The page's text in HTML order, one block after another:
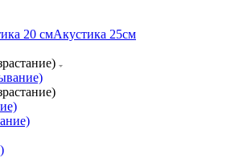
20 смАкустика 25см